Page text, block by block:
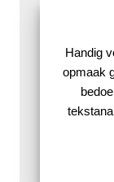
Handig
opmaak